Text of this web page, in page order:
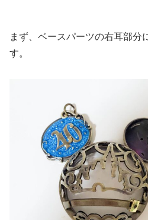
まず、ベースパーツの右耳部分
す。